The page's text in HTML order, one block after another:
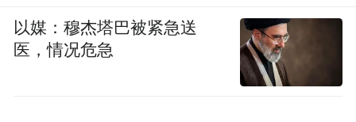
以媒：穆杰塔巴被紧急送
医，情况危急